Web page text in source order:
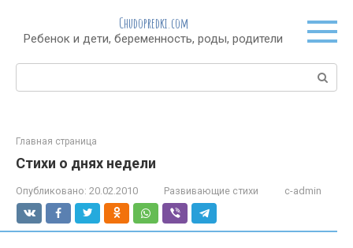
контенту
Chudopredki.com
Ребенок и дети, беременность, роды, родители
Поиск:
Главная страница
Стихи о днях недели
Опубликовано: 20.02.2010 Развивающие стихи c-admin